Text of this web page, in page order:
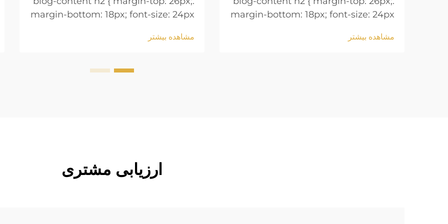
margin-bottom: 18px; font-size: 24px
height: normal; } .blog-content h3 {
مشاهده بیشتر
margin-bottom: 18px; font-size: 24px
height: normal; } .blog-content h3 {
18px; font-size: 20px !important;
مشاهده بیشتر
ارزیابی مشتری